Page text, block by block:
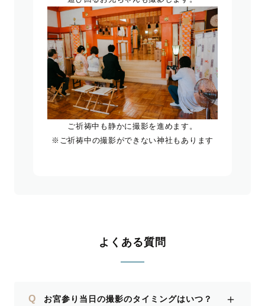
ご祈祷中も静かに撮影を進めます。
※ご祈祷中の撮影ができない神社もあります
よくある質問
Q お宮参り当日の撮影のタイミングはいつ？ ＋